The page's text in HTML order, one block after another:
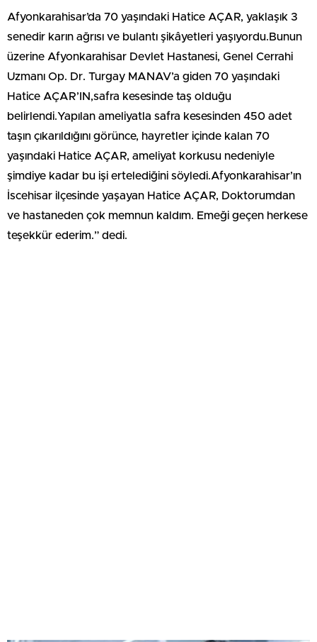
Afyonkarahisar’da 70 yaşındaki Hatice AÇAR, yaklaşık 3
senedir karın ağrısı ve bulantı şikâyetleri yaşıyordu.Bunun
üzerine Afyonkarahisar Devlet Hastanesi, Genel Cerrahi
Uzmanı Op. Dr. Turgay MANAV’a giden 70 yaşındaki
Hatice AÇAR’IN,safra kesesinde taş olduğu
belirlendi.Yapılan ameliyatla safra kesesinden 450 adet
taşın çıkarıldığını görünce, hayretler içinde kalan 70
yaşındaki Hatice AÇAR, ameliyat korkusu nedeniyle
şimdiye kadar bu işi ertelediğini söyledi.Afyonkarahisar’ın
İscehisar ilçesinde yaşayan Hatice AÇAR, Doktorumdan
ve hastaneden çok memnun kaldım. Emeği geçen herkese
teşekkür ederim.” dedi.